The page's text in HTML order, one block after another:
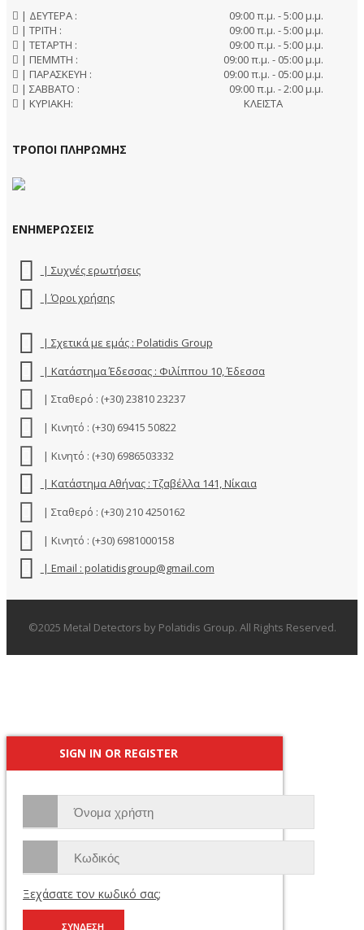
| ΔΕΥΤΕΡΑ :
09:00 π.μ. - 5:00 μ.μ.
| ΤΡΙΤΗ :
09:00 π.μ. - 5:00 μ.μ.
| ΤΕΤΑΡΤΗ :
09:00 π.μ. - 5:00 μ.μ.
| ΠΕΜΜΤΗ :
09:00 π.μ. - 05:00 μ.μ.
| ΠΑΡΑΣΚΕΥΗ :
09:00 π.μ. - 05:00 μ.μ.
| ΣΑΒΒΑΤΟ :
09:00 π.μ. - 2:00 μ.μ.
| ΚΥΡΙΑΚΗ:
ΚΛΕΙΣΤΑ
ΤΡΟΠΟΙ ΠΛΗΡΩΜΗΣ
ΕΝΗΜΕΡΩΣΕΙΣ
| Συχνές ερωτήσεις
| Όροι χρήσης
| Σχετικά με εμάς : Polatidis Group
| Κατάστημα Έδεσσας : Φιλίππου 10, Έδεσσα
| Σταθερό : (+30) 23810 23237
| Κινητό : (+30) 69415 50822
| Κινητό : (+30) 6986503332
| Κατάστημα Αθήνας : Τζαβέλλα 141, Νίκαια
| Σταθερό : (+30) 210 4250162
| Κινητό : (+30) 6981000158
| Email : polatidisgroup@gmail.com
©2025 Metal Detectors by Polatidis Group. All Rights Reserved.
SIGN IN OR REGISTER
Ξεχάσατε τον κωδικό σας;